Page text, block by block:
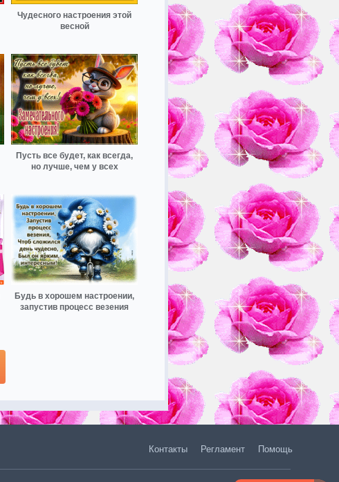
Чудесного настроения этой
весной
Пусть все будет, как всегда,
но лучше, чем у всех
Будь в хорошем настроении,
запустив процесс везения
Контакты Регламент Помощь